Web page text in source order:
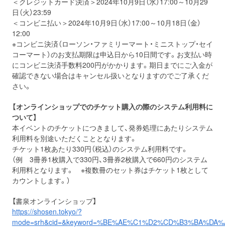
日（火）23:59
＜コンビニ払い＞2024年10月9日（水）17:00～10月18日（金）
12:00
※コンビニ決済（ローソン・ファミリーマート・ミニストップ・セイ
コーマート）のお支払期限は申込日から10日間です。お支払い時
にコンビニ決済手数料200円がかかります。期日までにご入金が
確認できない場合はキャンセル扱いとなりますのでご了承くだ
さい。
【オンラインショップでのチケット購入の際のシステム利用料に
ついて】
本イベントのチケットにつきまして、発券処理にあたりシステム
利用料を別途いただくこととなります。
チケット1枚あたり330円（税込）のシステム利用料です。
（例 3冊券1枚購入で330円、3冊券2枚購入で660円のシステム
利用料となります。 ※複数冊のセット券はチケット1枚として
カウントします。）
【書泉オンラインショップ】
https://shosen.tokyo/?